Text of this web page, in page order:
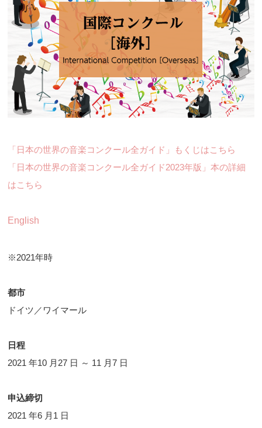
「日本の世界の音楽コンクール全ガイド」もくじはこちら
「日本の世界の音楽コンクール全ガイド2023年版」本の詳細
はこちら
English
※2021年時
都市
ドイツ／ワイマール
日程
2021 年10 月27 日 ～ 11 月7 日
申込締切
2021 年6 月1 日